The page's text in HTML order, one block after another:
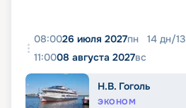
08:0026 июля 2027пн 14 дн/13
11:0008 августа 2027вс
Н.В. Гоголь
ЭКОНОМ